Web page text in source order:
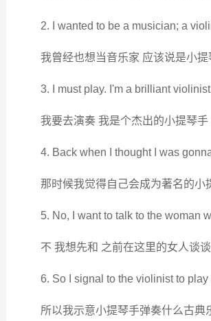
2. I wanted to be a musician; a
我曾经也想当音乐家 应该说是小提
3. I must play. I'm a brilliant
我要去演奏 我是个杰出的小提琴手
4. Back when I thought I was
那时候我觉得自己会成为著名的小
5. No, I want to talk to the woman
不 我想先和 之前在这里的女人谈
6. So I signal to the violinist to
所以我示意小提琴手弹奏什么古典